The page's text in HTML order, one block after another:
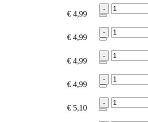
€ 4,99
-
€ 4,99
-
€ 4,99
-
€ 4,99
-
€ 5,10
-